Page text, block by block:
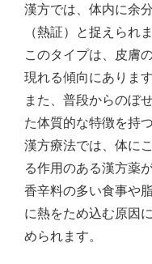
漢方では、体内に余
（熱証）と捉えられま
このタイプは、皮膚
現れる傾向にあります
また、普段からのぼ
た体質的な特徴を持
漢方療法では、体に
る作用のある漢方薬
香辛料の多い食事や
に熱をため込む原因
められます。